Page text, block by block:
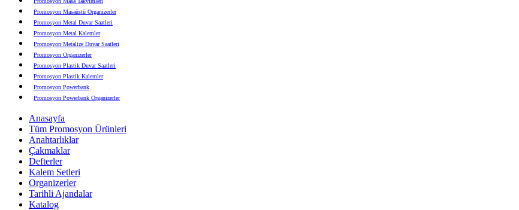
Promosyon Masaüstü Organizerler
Promosyon Metal Duvar Saatleri
Promosyon Metal Kalemler
Promosyon Metalize Duvar Saatleri
Promosyon Organizerler
Promosyon Plastik Duvar Saatleri
Promosyon Plastik Kalemler
Promosyon Powerbank
Promosyon Powerbank Organizerler
Promosyon Şapka
Promosyon Sekreter Bloknotlar
Promosyon Seramik ve Porselen Ürünler
Promosyon Speakerlar
Promosyon Tarihli Ajandalar
Promosyon Teknoloji Ürünleri
Promosyon Telefon Standları
Promosyon Termoslar
Promosyon Tişörtler
Anasayfa
Tüm Promosyon Ürünleri
Anahtarlıklar
Çakmaklar
Defterler
Kalem Setleri
Organizerler
Tarihli Ajandalar
Katalog